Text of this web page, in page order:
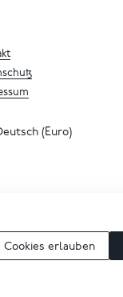
(Euro)
Cookies erlauben